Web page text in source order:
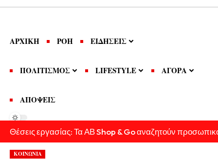
ΑΡΧΙΚΗ ΡΟΗ ΕΙΔΗΣΕΙΣ
ΠΟΛΙΤΙΣΜΟΣ LIFESTYLE ΑΓΟΡΑ
ΑΠΟΨΕΙΣ
Θέσεις εργασίας: Τα ΑΒ Shop & Go αναζητούν
ΚΟΙΝΩΝΙΑ